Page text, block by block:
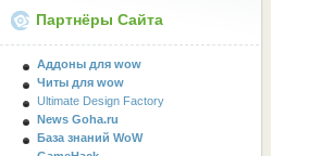
Партнёры Сайта
Аддоны для wow
Читы для wow
Ultimate Design Factory
News Goha.ru
База знаний WoW